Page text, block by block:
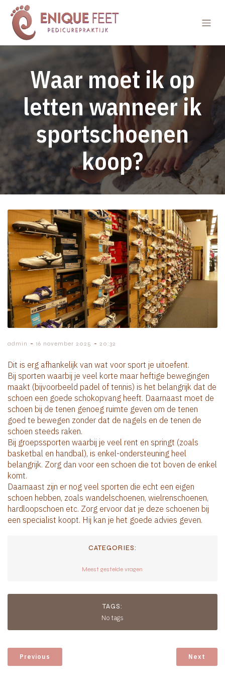
Waar moet ik op
letten wanneer ik
sportschoenen
koop?
admin - 16 november 2025 - 20:32
Dit is erg afhankelijk van wat voor sport je uitoefent.
Bij sporten waarbij je veel korte maar heftige bewegingen
maakt (bijvoorbeeld padel of tennis) is het belangrijk dat de
schoen een goede schokopvang heeft. Daarnaast moet de
schoen bij de tenen genoeg ruimte geven om de tenen
goed te bewegen zonder dat de nagels en de tenen de
schoen steeds raken.
Bij groepssporten waarbij je veel rent en springt (zoals
basketbal en handbal), is enkel-ondersteuning heel
belangrijk. Zorg dan voor een schoen die tot boven de enkel
komt.
Daarnaast zijn er nog veel sporten die echt een eigen
schoen hebben, zoals wandelschoenen, wielrenschoenen,
hardloopschoen etc. Zorg ervoor dat je deze schoenen bij
een specialist koopt. Hij kan je het goede advies geven.
CATEGORIES:
Meest gestelde vragen
TAGS:
No tags
Previous Next